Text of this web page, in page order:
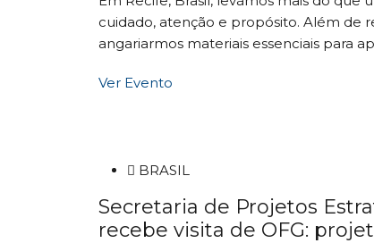
cuidado, atenção e propósito. Além de
angariarmos materiais essenciais para
Ver Evento
BRASIL
Secretaria de Projetos
recebe visita de OFG: